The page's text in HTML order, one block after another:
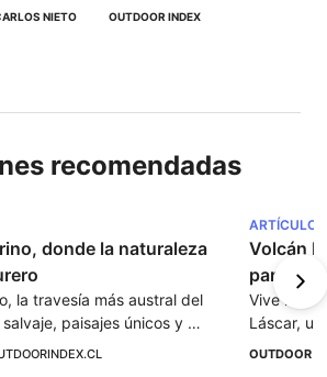
NIETO OUTDOOR INDEX
recomendadas
donde la naturaleza
la travesía más austral del
paisajes únicos y
del mundo chileno.
ARTÍCULOS
Volcán
para
Vive la
Láscar,
para
OUTDOOR